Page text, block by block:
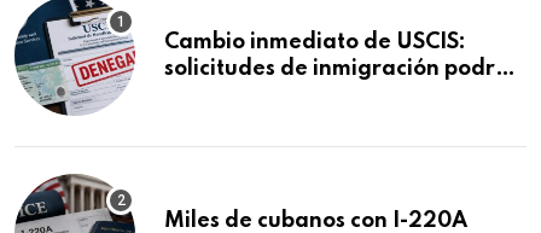
Cambio inmediato de USCIS:
solicitudes de inmigración podrán
Miles de cubanos con I-220A